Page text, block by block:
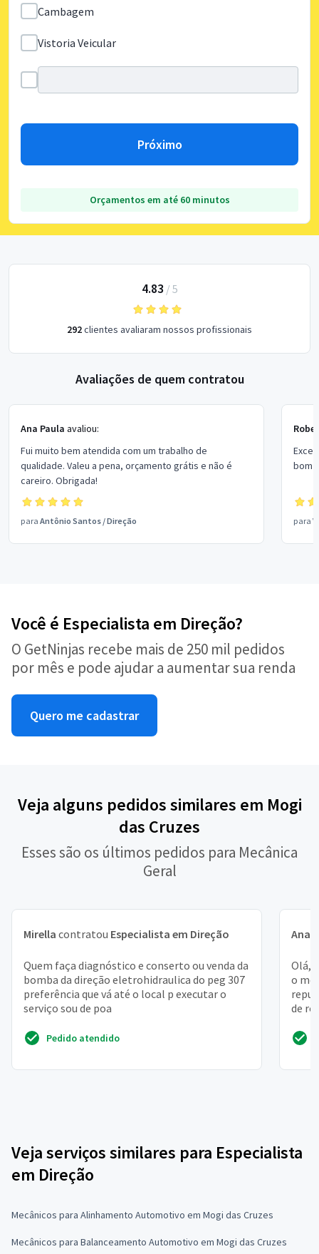
Cambagem
Vistoria Veicular
Próximo
Orçamentos em até 60 minutos
4.83 / 5
292clientes avaliaram nossos profissionais
Avaliações de quem contratou
Ana Paula avaliou:
Fui muito bem atendida com um trabalho de
qualidade. Valeu a pena, orçamento grátis e não é
careiro. Obrigada!
para Antônio Santos /Direção
bom
para
Você é Especialista em Direção?
O GetNinjas recebe mais de 250 mil pedidos
por mês e pode ajudar a aumentar sua renda
Quero me cadastrar
Veja alguns pedidos similares em Mogi
das Cruzes
Esses são os últimos pedidos para Mecânica
Geral
Mirella contratou Especialista em Direção
Quem faça diagnóstico e conserto ou venda da
bomba da direção eletrohidraulica do peg 307
preferência que vá até o local p executar o
serviço sou de poa
Pedido atendido
Ana
Olá,
o
de
Veja serviços similares para Especialista
em Direção
Mecânicos para Alinhamento Automotivo em Mogi das Cruzes
Mecânicos para Balanceamento Automotivo em Mogi das Cruzes